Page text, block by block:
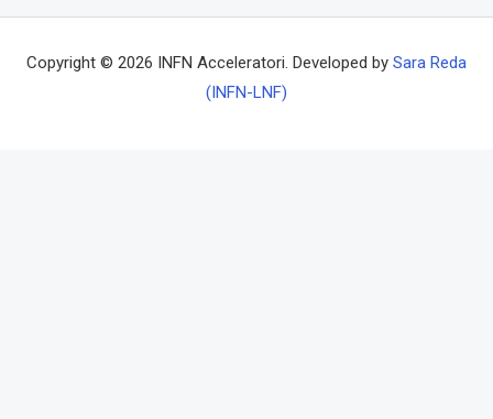
Copyright © 2026 INFN Acceleratori. Developed by Sara Reda
(INFN-LNF)